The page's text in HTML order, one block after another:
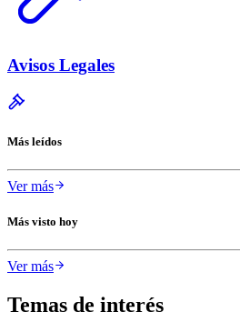
Avisos Legales
Más leídos
Ver más
Más visto hoy
Ver más
Temas de interés